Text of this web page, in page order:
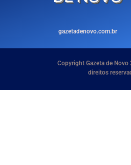
gazetadenovo.com.br
Copyright Gazeta de Novo
direitos